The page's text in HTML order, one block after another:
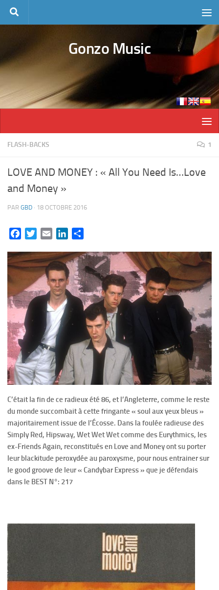
Skip to content
Gonzo Music
FLASH-BACKS 1
LOVE AND MONEY : « All You Need Is…Love
and Money »
PAR GBD · 18 OCTOBRE 2016
FacebookTwitterEmail LinkedIn
C’était la fin de ce radieux été 86, et l’Angleterre, comme le reste
du monde succombait à cette fringante « soul aux yeux bleus »
majoritairement issue de l’Écosse. Dans la foulée radieuse des
Simply Red, Hipsway, Wet Wet Wet comme des Eurythmics, les
ex-Friends Again, reconstitués en Love and Money ont su porter
leur blackitude peroxydée au paroxysme, pour nous entrainer sur
le good groove de leur « Candybar Express » que je défendais
dans le BEST N°: 217